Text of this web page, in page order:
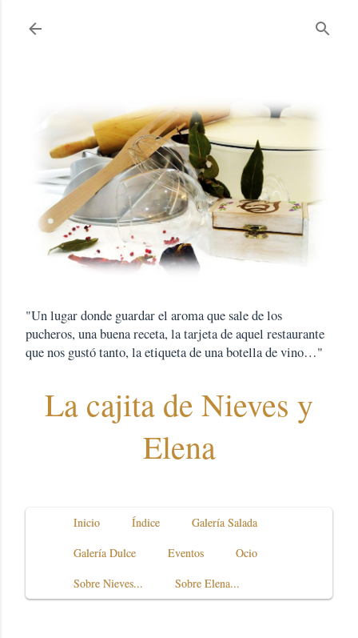
"Un lugar donde guardar el aroma que sale de los
pucheros, una buena receta, la tarjeta de aquel restaurante
que nos gustó tanto, la etiqueta de una botella de vino…"
La cajita de Nieves y
Elena
Inicio Índice
Galería Salada
Galería Dulce
Eventos
Ocio
Sobre Nieves...
Sobre Elena...